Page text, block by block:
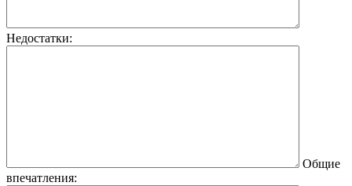
Недостатки:
Общие
впечатления: